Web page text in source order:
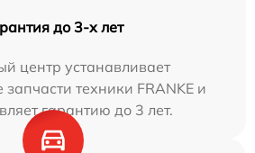
до 3-х лет
центр устанавливает
техники FRANKE и
гарантию до 3 лет.